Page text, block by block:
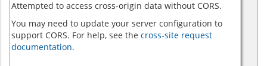
Attempted to access cross-origin data without CORS.
You may need to update your server configuration to
support CORS. For help, see the cross-site request
documentation.